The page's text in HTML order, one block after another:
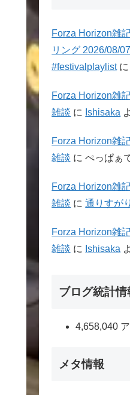
Forza Horizon雑
リング 2026/08/
#festivalplaylist
Forza Horizon雑
雑談 に Ishisaka
Forza Horizon雑
雑談 にぺっぱぁ
Forza Horizon雑
雑談 に通りすが
Forza Horizon雑
雑談 に Ishisaka
ブログ統計情
4,658,040
メタ情報